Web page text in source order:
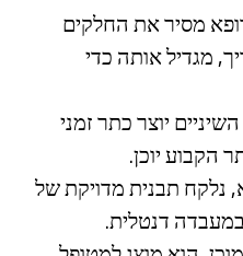
מסיר את החלקים
מגדיל אותה כדי
יוצר כתר זמני
הקבוע יוכן.
תבנית מדויקת של
דנטלית.